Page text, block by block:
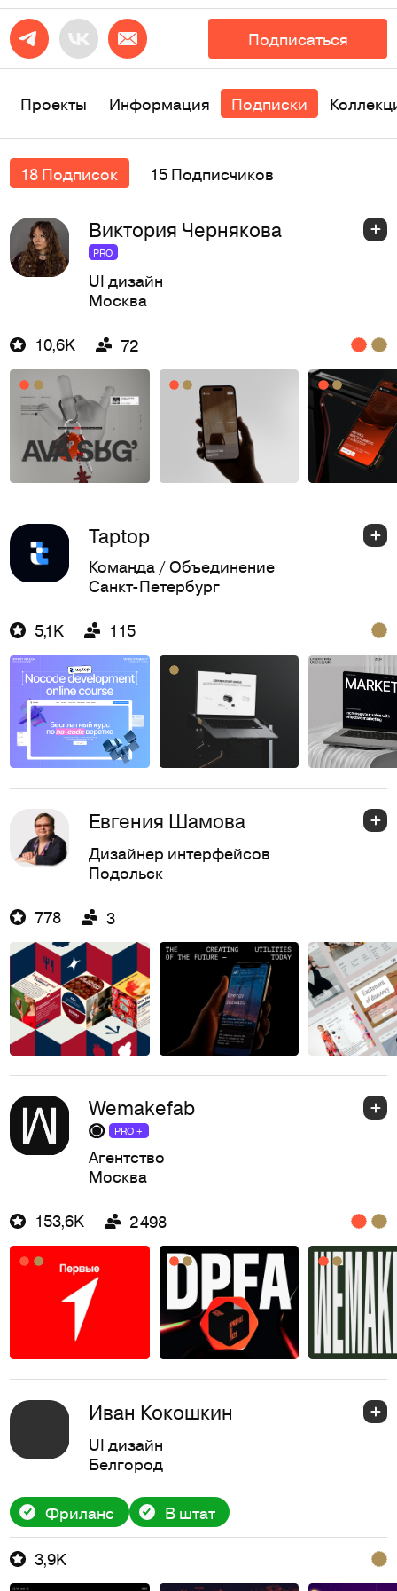
Подписаться
Проекты Информация Подписки
18 Подписок 15 Подписчиков
Виктория Чернякова
PRO
UI дизайн
Москва
10,6K 72
Taptop
Команда / Объединение
Санкт-Петербург
5,1K 115
Евгения Шамова
Дизайнер интерфейсов
Подольск
778 3
Wemakefab
PRO +
Агентство
Москва
153,6K 2 498
Иван Кокошкин
UI дизайн
Белгород
Фриланс В штат
3,9K